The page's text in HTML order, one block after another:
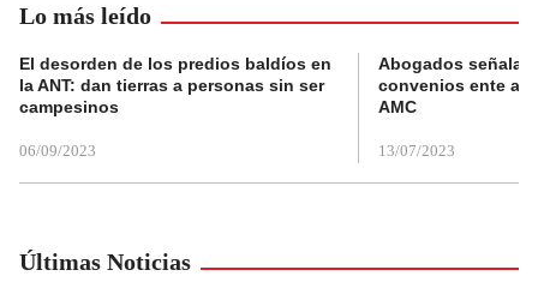
Lo más leído
El desorden de los predios baldíos en
la ANT: dan tierras a personas sin ser
campesinos
06/09/2023
Abogados
convenios ente
AMC
13/07/2023
Últimas Noticias